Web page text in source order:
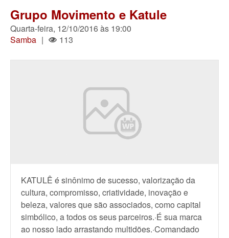
Grupo Movimento e Katule
Quarta-feira, 12/10/2016 às 19:00
Samba | 113
KATULÊ é sinônimo de sucesso, valorização da
cultura, compromisso, criatividade, inovação e
beleza, valores que são associados, como capital
simbólico, a todos os seus parceiros.·É sua marca
ao nosso lado arrastando multidões.·Comandado